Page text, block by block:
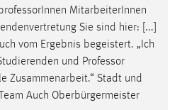
MitarbeiterInnen
Sie sind hier: [...]
vom Ergebnis begeistert. „Ich
und Professor
Zusammenarbeit.“ Stadt und
Auch Oberbürgermeister